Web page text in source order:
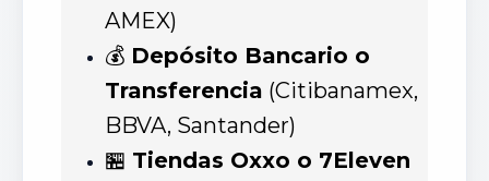
AMEX)
💰 Depósito Bancario o
Transferencia (Citibanamex,
BBVA, Santander)
🏪 Tiendas Oxxo o 7Eleven